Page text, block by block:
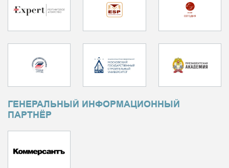
ГЕНЕРАЛЬНЫЙ ИНФОРМАЦИОННЫЙ
ПАРТНЁР